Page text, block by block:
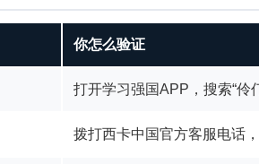
你怎么验证
打开学习强国APP，搜索“伶
拨打西卡中国官方客服电话